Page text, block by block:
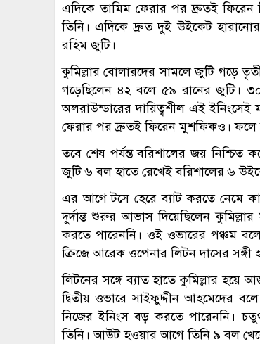
এদিকে তামিম ফেরার পর দ্রুতই
তিনি। এদিকে দ্রুত দুই উইকেট
রহিম জুটি।
কুমিল্লার বোলারদের সামলে জুটি গড়ে
গড়েছিলেন ৪২ বলে ৫৯ রানের জুটি।
অলরাউন্ডারের দায়িত্বশীল এই ইনিংসেই
ফেরার পর দ্রুতই ফিরেন মুশফিকও। ফলে
তবে শেষ পর্যন্ত বরিশালের জয় নিশ্চিত
জুটি ৬ বল হাতে রেখেই বরিশালের ৬
এর আগে টসে হেরে ব্যাট করতে নেমে
দুর্দান্ত শুরুর আভাস দিয়েছিলেন
করতে পারেননি। ওই ওভারের পঞ্চম
ক্রিজে আরেক ওপেনার লিটন দাসের সঙ্গী
লিটনের সঙ্গে ব্যাত হাতে কুমিল্লার হয়ে
দ্বিতীয় ওভারে সাইফুদ্দীন আহমেদের
নিজের ইনিংস বড় করতে পারেননি।
তিনি। আউট হওয়ার আগে তিনি ৯ বল